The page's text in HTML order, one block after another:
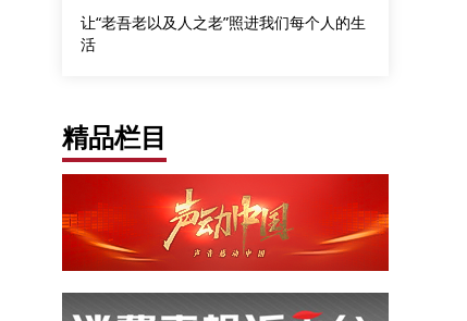
让“老吾老以及人之老”照进我们每个人的生
活
精品栏目